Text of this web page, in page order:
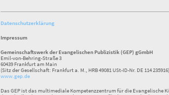
Datenschutzerklärung
Impressum
Gemeinschaftswerk der Evangelischen Publizistik (GEP) gGmbH
Emil-von-Behring-Straße 3
60439 Frankfurt am Main
(Sitz der Gesellschaft: Frankfurt a. M., HRB 49081 USt-ID-Nr. DE 114 235916)
www.gep.de
Das GEP ist das multimediale Kompetenzzentrum für die Evangelische